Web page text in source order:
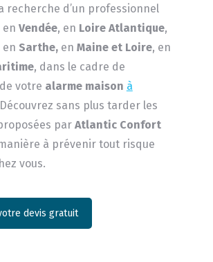
recherche d’un professionnel
en Vendée, en Loire Atlantique,
en Sarthe, en Maine et Loire, en
, dans le cadre de
votre alarme maison à
sans plus tarder les
par Atlantic Confort
à prévenir tout risque
vous.
devis gratuit